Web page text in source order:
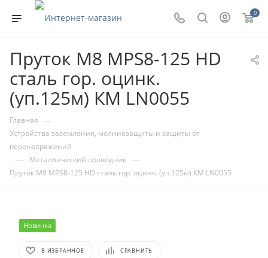
0
Пруток М8 MPS8-125 HD
сталь гор. оцинк.
(уп.125м) КМ LN0055
Главная —
Устройства заземления, молниезащиты и защиты от
перенапряжений
— Металлический проводник —
Пруток М8 MPS8-125 HD сталь гор. оцинк. (уп.125м) КМ LN0055
Новинка
В ИЗБРАННОЕ СРАВНИТЬ